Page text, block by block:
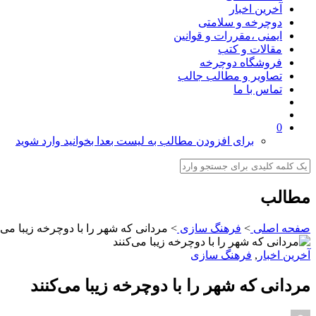
آخرین اخبار
دوچرخه و سلامتی
ایمنی ،مقررات و قوانین
مقالات و کتب
فروشگاه دوچرخه
تصاویر و مطالب جالب
تماس با ما
0
برای افزودن مطالب به لیست بعدا بخوانید وارد شوید
مطالب
صفحه اصلی > فرهنگ سازی > مردانی که شهر را با دوچرخه زیبا
آخرین اخبار , فرهنگ سازی
مردانی که شهر را با دوچرخه زیبا می‌کنند